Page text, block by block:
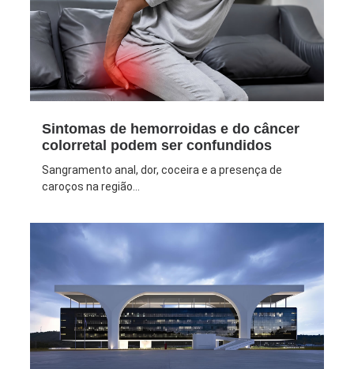
Sintomas de hemorroidas e do câncer
colorretal podem ser confundidos
Sangramento anal, dor, coceira e a presença de
caroços na região...